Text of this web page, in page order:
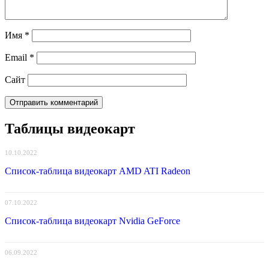
Имя *
Email *
Сайт
Таблицы видеокарт
10.10.2022
Список-таблица видеокарт AMD ATI Radeon
07.10.2022
Список-таблица видеокарт Nvidia GeForce
06.09.2022